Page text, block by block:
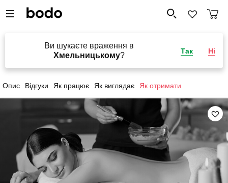
Ви шукаєте враження в
Хмельницькому?
Так Ні
Опис Відгуки Як працює Як виглядає Як отримати